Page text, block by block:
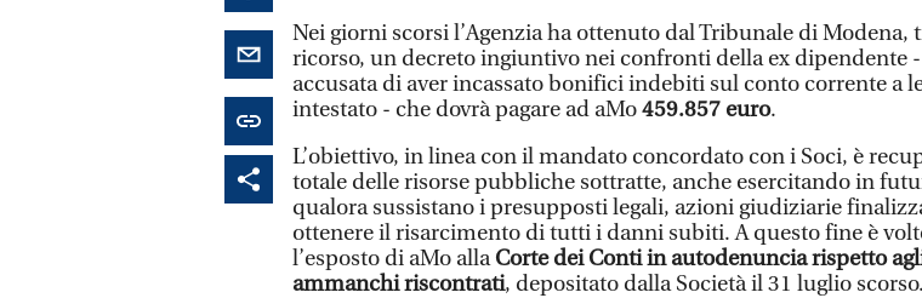
Nei giorni scorsi l’Agenzia ha ottenuto dal Tribunale di Modena,
ricorso, un decreto ingiuntivo nei confronti della ex dipendente -
accusata di aver incassato bonifici indebiti sul conto corrente a
intestato - che dovrà pagare ad aMo459.857 euro.
L’obiettivo, in linea con il mandato concordato con i Soci, è
totale delle risorse pubbliche sottratte, anche esercitando in
qualora sussistano i presupposti legali, azioni giudiziarie
ottenere il risarcimento di tutti i danni subiti. A questo fine è
l’esposto di aMo allaCorte dei Conti in autodenuncia rispetto
ammanchi riscontrati, depositato dalla Società il 31 luglio scorso.